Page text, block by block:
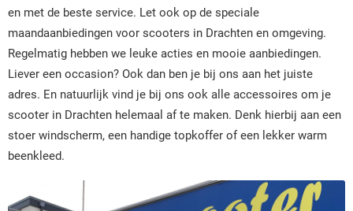
en met de beste service. Let ook op de speciale
maandaanbiedingen voor scooters in Drachten en omgeving.
Regelmatig hebben we leuke acties en mooie aanbiedingen.
Liever een occasion? Ook dan ben je bij ons aan het juiste
adres. En natuurlijk vind je bij ons ook alle accessoires om je
scooter in Drachten helemaal af te maken. Denk hierbij aan een
stoer windscherm, een handige topkoffer of een lekker warm
beenkleed.